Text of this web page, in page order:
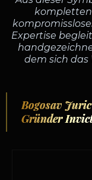
kompletten
Expertise
dem sich das
Bogosav
Gründer